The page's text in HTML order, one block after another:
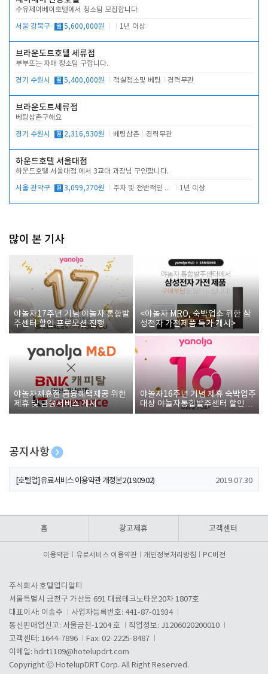
수유제이베이호텔에서 청소팀 모집합니다
서울 강북구 월 5,600,000원 1년 이상
브라운도트호텔 세류점
부부또는 자매 청소팀 구합니다.
경기 수원시 월 5,400,000원 객실청소및 베팅 경력무관
브라운도트세류점
베팅삼촌구해요
경기 수원시 월 2,316,930원 베팅삼촌 경력무관
하운드호텔 서울대점
하운드호텔 서울대점 에서 3교대 과장님 구인합니다.
서울 관악구 월 3,099,270원 주차 및 전반적인 당번업무 1년 이상
많이 본 기사
야놀자17주년 기념 야놀자 통합발
주센터 할인 프로모션 진행
<야놀자 MRO, 숙박업소 위한 삼
성전자 가전제품 특가 개시>
야놀자제휴점 금융혜택제공 위한
제휴 및 금융서비스 게시
야놀자16주년 기념 제휴 숙박업주
대상 야놀자통합발주센터 할인쿠
폰 증정
공지사항
[호텔업] 개인정보 처리방침 개정본1 (19.09.02)
[호텔업] 유료서비스 이용약관 개정본2 (19.09.02) 2019.07.30
홈 광고제휴 고객센터
이용약관 유료서비스 이용약관 개인정보처리방침 PC버전
주식회사 호텔업디알티
서울특별시 금천구 가산동 691 대륭테크노타운20차 1807호
대표이사: 이송주
사업자등록번호: 441-87-01934
통신판매업신고: 서울금천-1204 호
직업정보: J1206020200010
고객센터: 1644-7896
Fax: 02-2225-8487
이메일: hdrt1109@hotelupdrt.com
Copyright ⓒ HotelupDRT Corp. All Right Reserved.